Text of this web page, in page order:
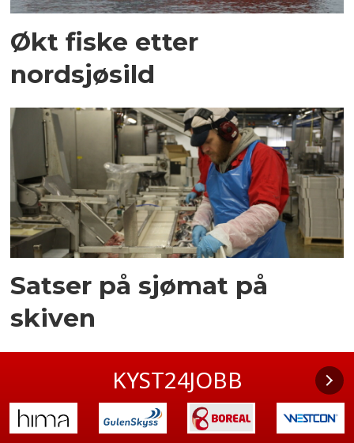
Økt fiske etter
nordsjøsild
Satser på sjømat på
skiven
KYST24JOBB